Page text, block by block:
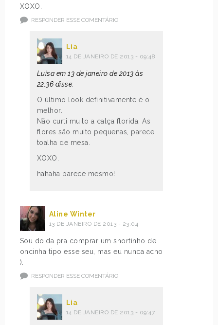
XOXO.
RESPONDER ESSE COMENTÁRIO
Lia
14 DE JANEIRO DE 2013 - 09:48
Luísa em 13 de janeiro de 2013 às
22:36 disse:
O último look definitivamente é o
melhor.
Não curti muito a calça florida. As
flores são muito pequenas, parece
toalha de mesa.
XOXO.
hahaha parece mesmo!
Aline Winter
13 DE JANEIRO DE 2013 - 23:04
Sou doida pra comprar um shortinho de
oncinha tipo esse seu, mas eu nunca acho
):
RESPONDER ESSE COMENTÁRIO
Lia
14 DE JANEIRO DE 2013 - 09:47